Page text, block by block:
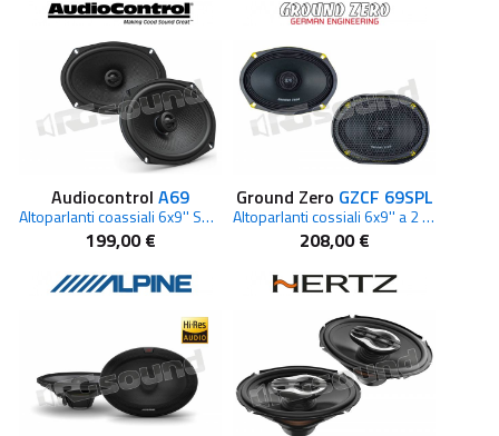
Audiocontrol A69
Altoparlanti coassiali 6x9'' Serie Altitude
199,00 €
Ground Zero GZCF 69SPL
Altoparlanti cossiali 6x9'' a 2 vie
208,00 €